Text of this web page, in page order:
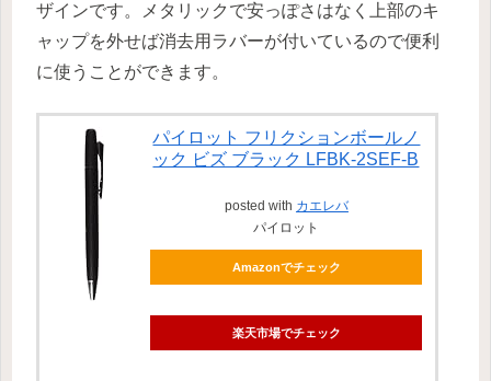
ザインです。メタリックで安っぽさはなく上部のキ
ャップを外せば消去用ラバーが付いているので便利
に使うことができます。
パイロット フリクションボールノ
ック ビズ ブラック LFBK-2SEF-B
posted with カエレバ
パイロット
Amazonでチェック
楽天市場でチェック